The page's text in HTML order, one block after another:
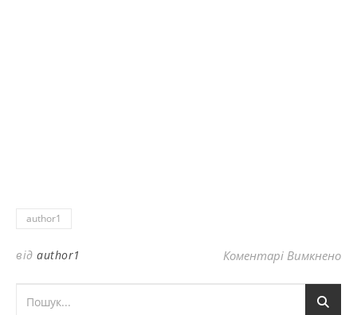
author1
від author1 Коментарі Вимкненодо